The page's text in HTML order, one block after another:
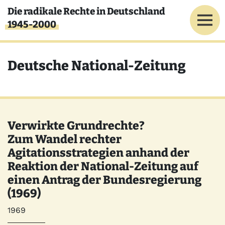
Direkt zum Inhalt
Die radikale Rechte in Deutschland
1945-2000
Deutsche National-Zeitung
Verwirkte Grundrechte?
Zum Wandel rechter
Agitationsstrategien anhand der
Reaktion der National-Zeitung auf
einen Antrag der Bundesregierung
(1969)
Jahr
1969